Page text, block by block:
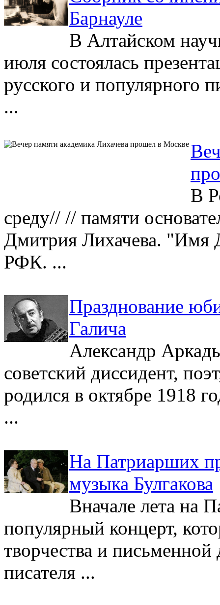
Барнауле
В Алтайском
июля состоялась
русского и популярного
...
В
среду// // памяти
Дмитрия Лихачева. "Имя
РФК. ...
Празднование
Галича
Александр
советский диссидент,
родился в октябре 1918
...
На Патриарших
музыка Булгакова
Вначале лета на
популярный концерт,
творчества и письменной
писателя ...